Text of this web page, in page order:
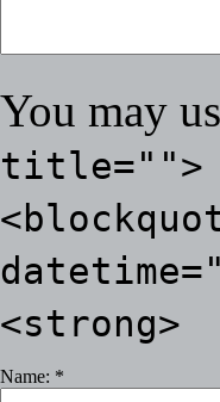
You may
title="">
<strong>
Name: *